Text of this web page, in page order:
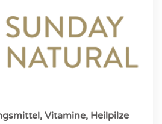
Vitamine, Heilpilze